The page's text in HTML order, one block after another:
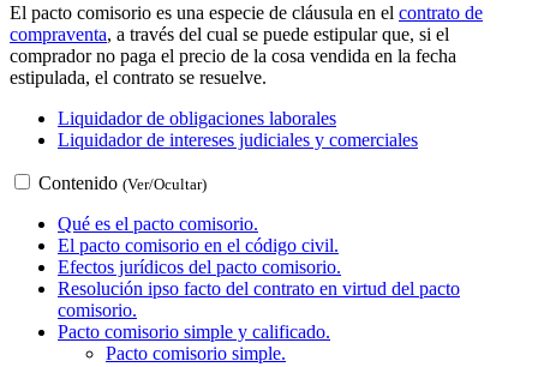
El pacto comisorio es una especie de cláusula en el contrato de
compraventa, a través del cual se puede estipular que, si el
comprador no paga el precio de la cosa vendida en la fecha
estipulada, el contrato se resuelve.
Liquidador de obligaciones laborales
Liquidador de intereses judiciales y comerciales
Contenido (Ver/Ocultar)
Qué es el pacto comisorio.
El pacto comisorio en el código civil.
Efectos jurídicos del pacto comisorio.
Resolución ipso facto del contrato en virtud del pacto
comisorio.
Pacto comisorio simple y calificado.
Pacto comisorio simple.